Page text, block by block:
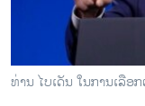
ສຽງ
ທ່ານ ໄບເດັນ ໃນການເລືອ